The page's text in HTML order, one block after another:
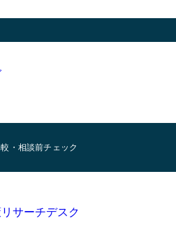
・相談前チェック
サーチデスク